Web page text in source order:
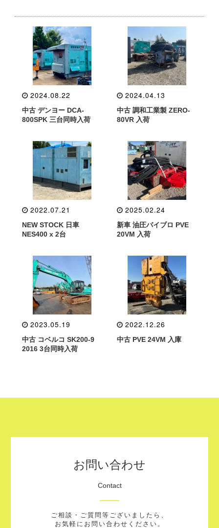
2024.08.22
中古 デンヨー DCA-
800SPK 三台同時入荷
2024.04.13
中古 調和工業製 ZERO-
80VR 入荷
2022.07.21
NEW STOCK 日車
NES400 x 2台
2025.02.24
新車 油圧バイブロ PVE
20VM 入荷
2023.05.19
中古 コベルコ SK200-9
2016 3台同時入荷
2022.12.26
中古 PVE 24VM 入庫
お問い合わせ
Contact
ご相談・ご質問等ございましたら、
お気軽にお問い合わせください。